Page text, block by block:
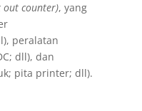
out counter), yang
peralatan
dll), dan
pita printer; dll).